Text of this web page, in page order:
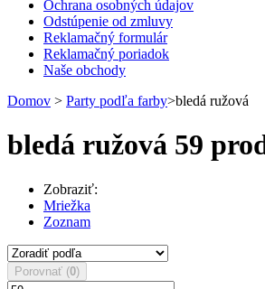
Ochrana osobných údajov
Odstúpenie od zmluvy
Reklamačný formulár
Reklamačný poriadok
Naše obchody
Domov > Party podľa farby>bledá ružová
bledá ružová 59
Zobraziť:
Mriežka
Zoznam
Porovnať (0)